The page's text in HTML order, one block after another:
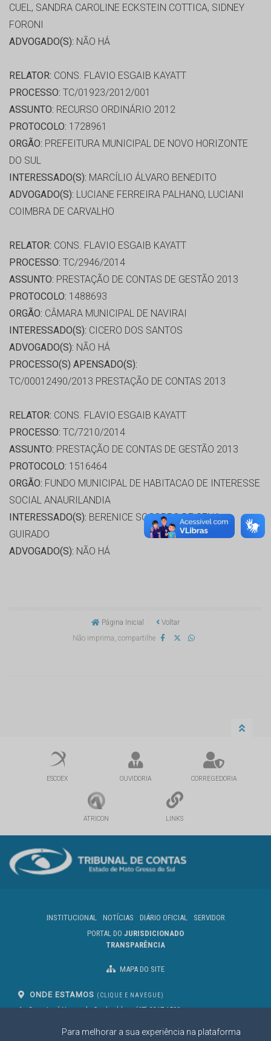
Para melhorar a sua experiência na plataforma
CUEL, SANDRA CAROLINE ECKSTEIN COTTICA, SIDNEY
FORONI
ADVOGADO(S): NÃO HÁ
RELATOR: CONS. FLAVIO ESGAIB KAYATT
PROCESSO: TC/01923/2012/001
ASSUNTO: RECURSO ORDINÁRIO 2012
PROTOCOLO: 1728961
ORGÃO: PREFEITURA MUNICIPAL DE NOVO HORIZONTE
DO SUL
INTERESSADO(S): MARCÍLIO ÁLVARO BENEDITO
ADVOGADO(S): LUCIANE FERREIRA PALHANO, LUCIANI
COIMBRA DE CARVALHO
RELATOR: CONS. FLAVIO ESGAIB KAYATT
PROCESSO: TC/2946/2014
ASSUNTO: PRESTAÇÃO DE CONTAS DE GESTÃO 2013
PROTOCOLO: 1488693
ORGÃO: CÂMARA MUNICIPAL DE NAVIRAI
INTERESSADO(S): CICERO DOS SANTOS
ADVOGADO(S): NÃO HÁ
PROCESSO(S) APENSADO(S):
TC/00012490/2013 PRESTAÇÃO DE CONTAS 2013
RELATOR: CONS. FLAVIO ESGAIB KAYATT
PROCESSO: TC/7210/2014
ASSUNTO: PRESTAÇÃO DE CONTAS DE GESTÃO 2013
PROTOCOLO: 1516464
ORGÃO: FUNDO MUNICIPAL DE HABITACAO DE INTERESSE
SOCIAL ANAURILANDIA
INTERESSADO(S): BERENICE SOCORRO DE SENA
GUIRADO
ADVOGADO(S): NÃO HÁ
Página Inicial
Voltar
Não imprima, compartilhe
ESCOEX OUVIDORIA CORREGEDORIA
ATRICON LINKS
INSTITUCIONAL NOTÍCIAS DIÁRIO OFICIAL
SERVIDOR
PORTAL DO JURISDICIONADO
TRANSPARÊNCIA
MAPA DO SITE
ONDE ESTAMOS (CLIQUE E NAVEGUE)
Av. Des. José Nunes da Cunha, bloco
Campo Grande/MS
(67) 3317-1500